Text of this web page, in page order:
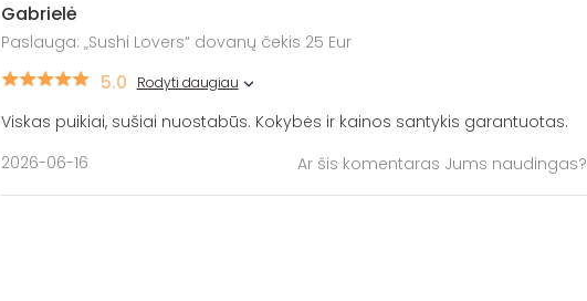
Gabrielė
Paslauga: „Sushi Lovers“ dovanų čekis 25 Eur
5.0 Rodyti daugiau
Viskas puikiai, sušiai nuostabūs. Kokybės ir kainos santykis garantuotas.
2026-06-16
Ar šis komentaras Jums naudingas?